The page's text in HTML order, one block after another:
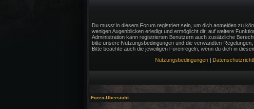
Du musst in diesem Forum registriert sein, um dich anmelden zu
wenigen Augenblicken erledigt und ermöglicht dir, auf weitere
Administration kann registrierten Benutzern auch zusätzliche
bitte unsere Nutzungsbedingungen und die verwandten
Bitte beachte auch die jeweiligen Forenregeln, wenn du dich in
Nutzungsbedingungen|
Foren-Übersicht